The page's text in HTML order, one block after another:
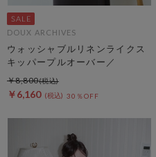
DOUX ARCHIVES
ウォッシャブルリネンライクス
キッパープルオーバー／
￥6,160 30％OFF
￥8,800